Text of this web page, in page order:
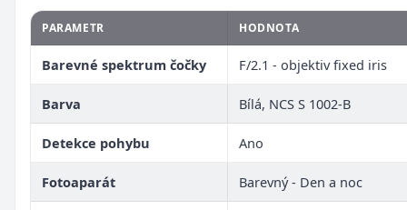
PARAMETR HODNOTA
Barevné spektrum čočky F/2.1 - objektiv fixed iris
Barva Bílá, NCS S 1002-B
Detekce pohybu Ano
Fotoaparát Barevný - Den a noc